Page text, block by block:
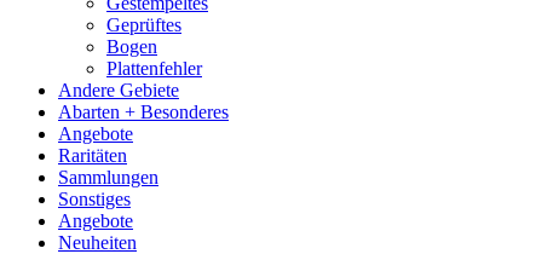
Geprüftes
Bogen
Plattenfehler
Andere Gebiete
Abarten + Besonderes
Angebote
Raritäten
Sammlungen
Sonstiges
Angebote
Neuheiten